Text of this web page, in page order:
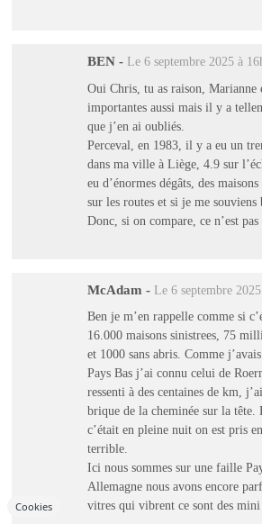
BEN - Le 6 septembre 2025 à
Oui Chris, tu as raison, Marianne
importantes aussi mais il y a
que j’en ai oubliés.
Perceval, en 1983, il y a eu un
dans ma ville à Liège, 4.9 sur
eu d’énormes dégâts, des
sur les routes et si je me souviens
Donc, si on compare, ce n’est
McAdam - Le 6 septembre
Ben je m’en rappelle comme si
16.000 maisons sinistrees, 75
et 1000 sans abris. Comme
Pays Bas j’ai connu celui de
ressenti à des centaines de km,
brique de la cheminée sur la tête.
c’était en pleine nuit on est pris
terrible.
Ici nous sommes sur une faille
Allemagne nous avons encore
vitres qui vibrent ce sont des mini
Cookies